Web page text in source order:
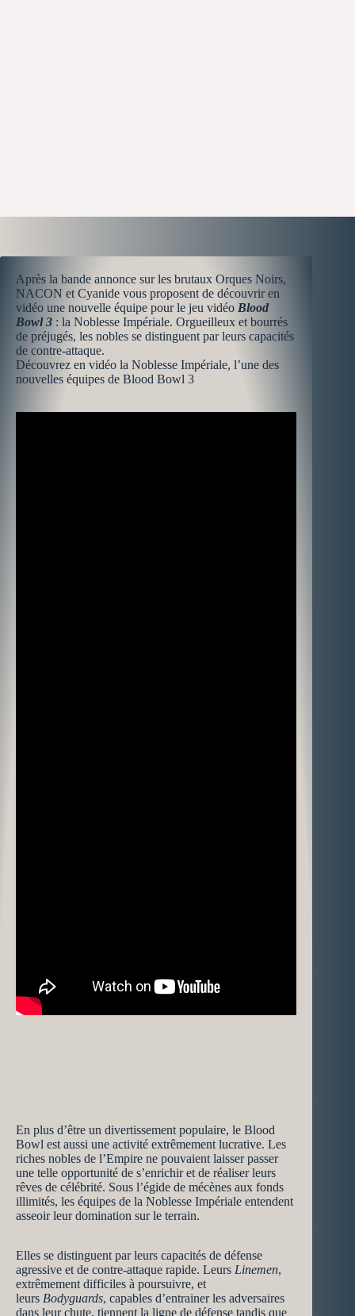
Après la bande annonce sur les brutaux Orques Noirs,
NACON et Cyanide vous proposent de découvrir en
vidéo une nouvelle équipe pour le jeu vidéo Blood
Bowl 3 : la Noblesse Impériale. Orgueilleux et bourrés
de préjugés, les nobles se distinguent par leurs capacités
de contre-attaque.
Découvrez en vidéo la Noblesse Impériale, l’une des
nouvelles équipes de Blood Bowl 3
En plus d’être un divertissement populaire, le Blood
Bowl est aussi une activité extrêmement lucrative. Les
riches nobles de l’Empire ne pouvaient laisser passer
une telle opportunité de s’enrichir et de réaliser leurs
rêves de célébrité. Sous l’égide de mécènes aux fonds
illimités, les équipes de la Noblesse Impériale entendent
asseoir leur domination sur le terrain.
Elles se distinguent par leurs capacités de défense
agressive et de contre-attaque rapide. Leurs Linemen,
extrêmement difficiles à poursuivre, et
leurs Bodyguards, capables d’entrainer les adversaires
dans leur chute, tiennent la ligne de défense tandis que